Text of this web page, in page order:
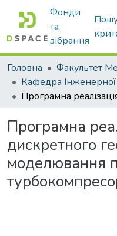
Фонди
та
зібрання
Головна
Програмна
дискретного
моделювання